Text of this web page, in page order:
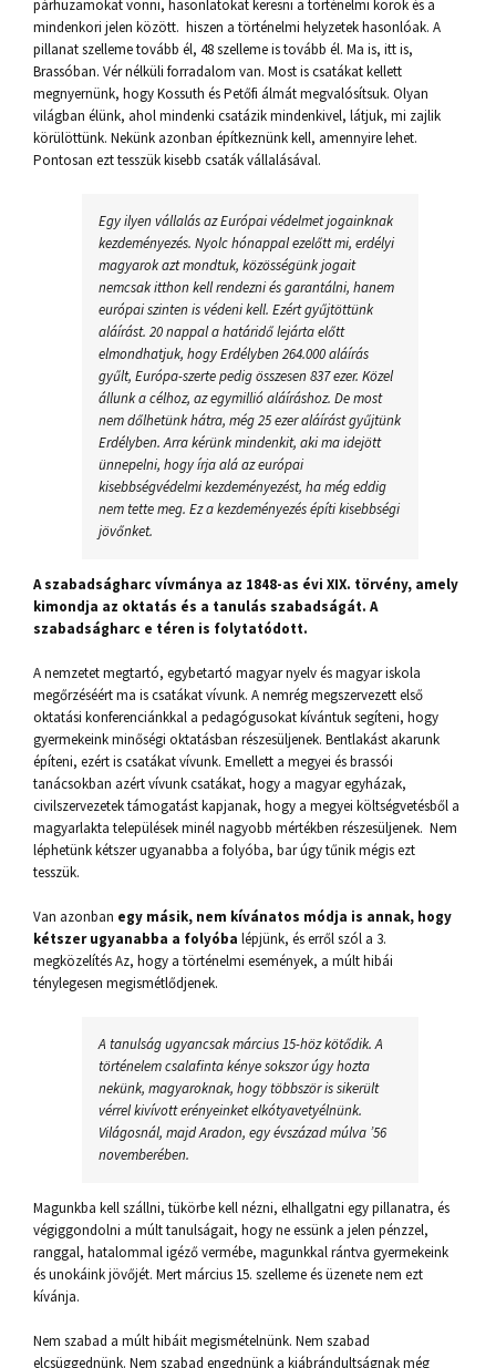
párhuzamokat vonni, hasonlatokat keresni a történelmi korok és a
mindenkori jelen között. hiszen a történelmi helyzetek hasonlóak. A
pillanat szelleme tovább él, 48 szelleme is tovább él. Ma is, itt is,
Brassóban. Vér nélküli forradalom van. Most is csatákat kellett
megnyernünk, hogy Kossuth és Petőfi álmát megvalósítsuk. Olyan
világban élünk, ahol mindenki csatázik mindenkivel, látjuk, mi zajlik
körülöttünk. Nekünk azonban építkeznünk kell, amennyire lehet.
Pontosan ezt tesszük kisebb csaták vállalásával.
Egy ilyen vállalás az Európai védelmet jogainknak
kezdeményezés. Nyolc hónappal ezelőtt mi, erdélyi
magyarok azt mondtuk, közösségünk jogait
nemcsak itthon kell rendezni és garantálni, hanem
európai szinten is védeni kell. Ezért gyűjtöttünk
aláírást. 20 nappal a határidő lejárta előtt
elmondhatjuk, hogy Erdélyben 264.000 aláírás
gyűlt, Európa-szerte pedig összesen 837 ezer. Közel
állunk a célhoz, az egymillió aláíráshoz. De most
nem dőlhetünk hátra, még 25 ezer aláírást gyűjtünk
Erdélyben. Arra kérünk mindenkit, aki ma idejött
ünnepelni, hogy írja alá az európai
kisebbségvédelmi kezdeményezést, ha még eddig
nem tette meg. Ez a kezdeményezés építi kisebbségi
jövőnket.
A szabadságharc vívmánya az 1848-as évi XIX. törvény, amely
kimondja az oktatás és a tanulás szabadságát. A
szabadságharc e téren is folytatódott.
A nemzetet megtartó, egybetartó magyar nyelv és magyar iskola
megőrzéséért ma is csatákat vívunk. A nemrég megszervezett első
oktatási konferenciánkkal a pedagógusokat kívántuk segíteni, hogy
gyermekeink minőségi oktatásban részesüljenek. Bentlakást akarunk
építeni, ezért is csatákat vívunk. Emellett a megyei és brassói
tanácsokban azért vívunk csatákat, hogy a magyar egyházak,
civilszervezetek támogatást kapjanak, hogy a megyei költségvetésből a
magyarlakta települések minél nagyobb mértékben részesüljenek. Nem
léphetünk kétszer ugyanabba a folyóba, bar úgy tűnik mégis ezt
tesszük.
Van azonban egy másik, nem kívánatos módja is annak, hogy
kétszer ugyanabba a folyóba lépjünk, és erről szól a 3.
megközelítés Az, hogy a történelmi események, a múlt hibái
ténylegesen megismétlődjenek.
A tanulság ugyancsak március 15-höz kötődik. A
történelem csalafinta kénye sokszor úgy hozta
nekünk, magyaroknak, hogy többször is sikerült
vérrel kivívott erényeinket elkótyavetyélnünk.
Világosnál, majd Aradon, egy évszázad múlva ’56
novemberében.
Magunkba kell szállni, tükörbe kell nézni, elhallgatni egy pillanatra, és
végiggondolni a múlt tanulságait, hogy ne essünk a jelen pénzzel,
ranggal, hatalommal igéző vermébe, magunkkal rántva gyermekeink
és unokáink jövőjét. Mert március 15. szelleme és üzenete nem ezt
kívánja.
Nem szabad a múlt hibáit megismételnünk. Nem szabad
elcsüggednünk. Nem szabad engednünk a kiábrándultságnak még